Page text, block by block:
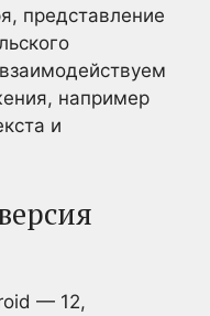
представление
например
и
— 12,